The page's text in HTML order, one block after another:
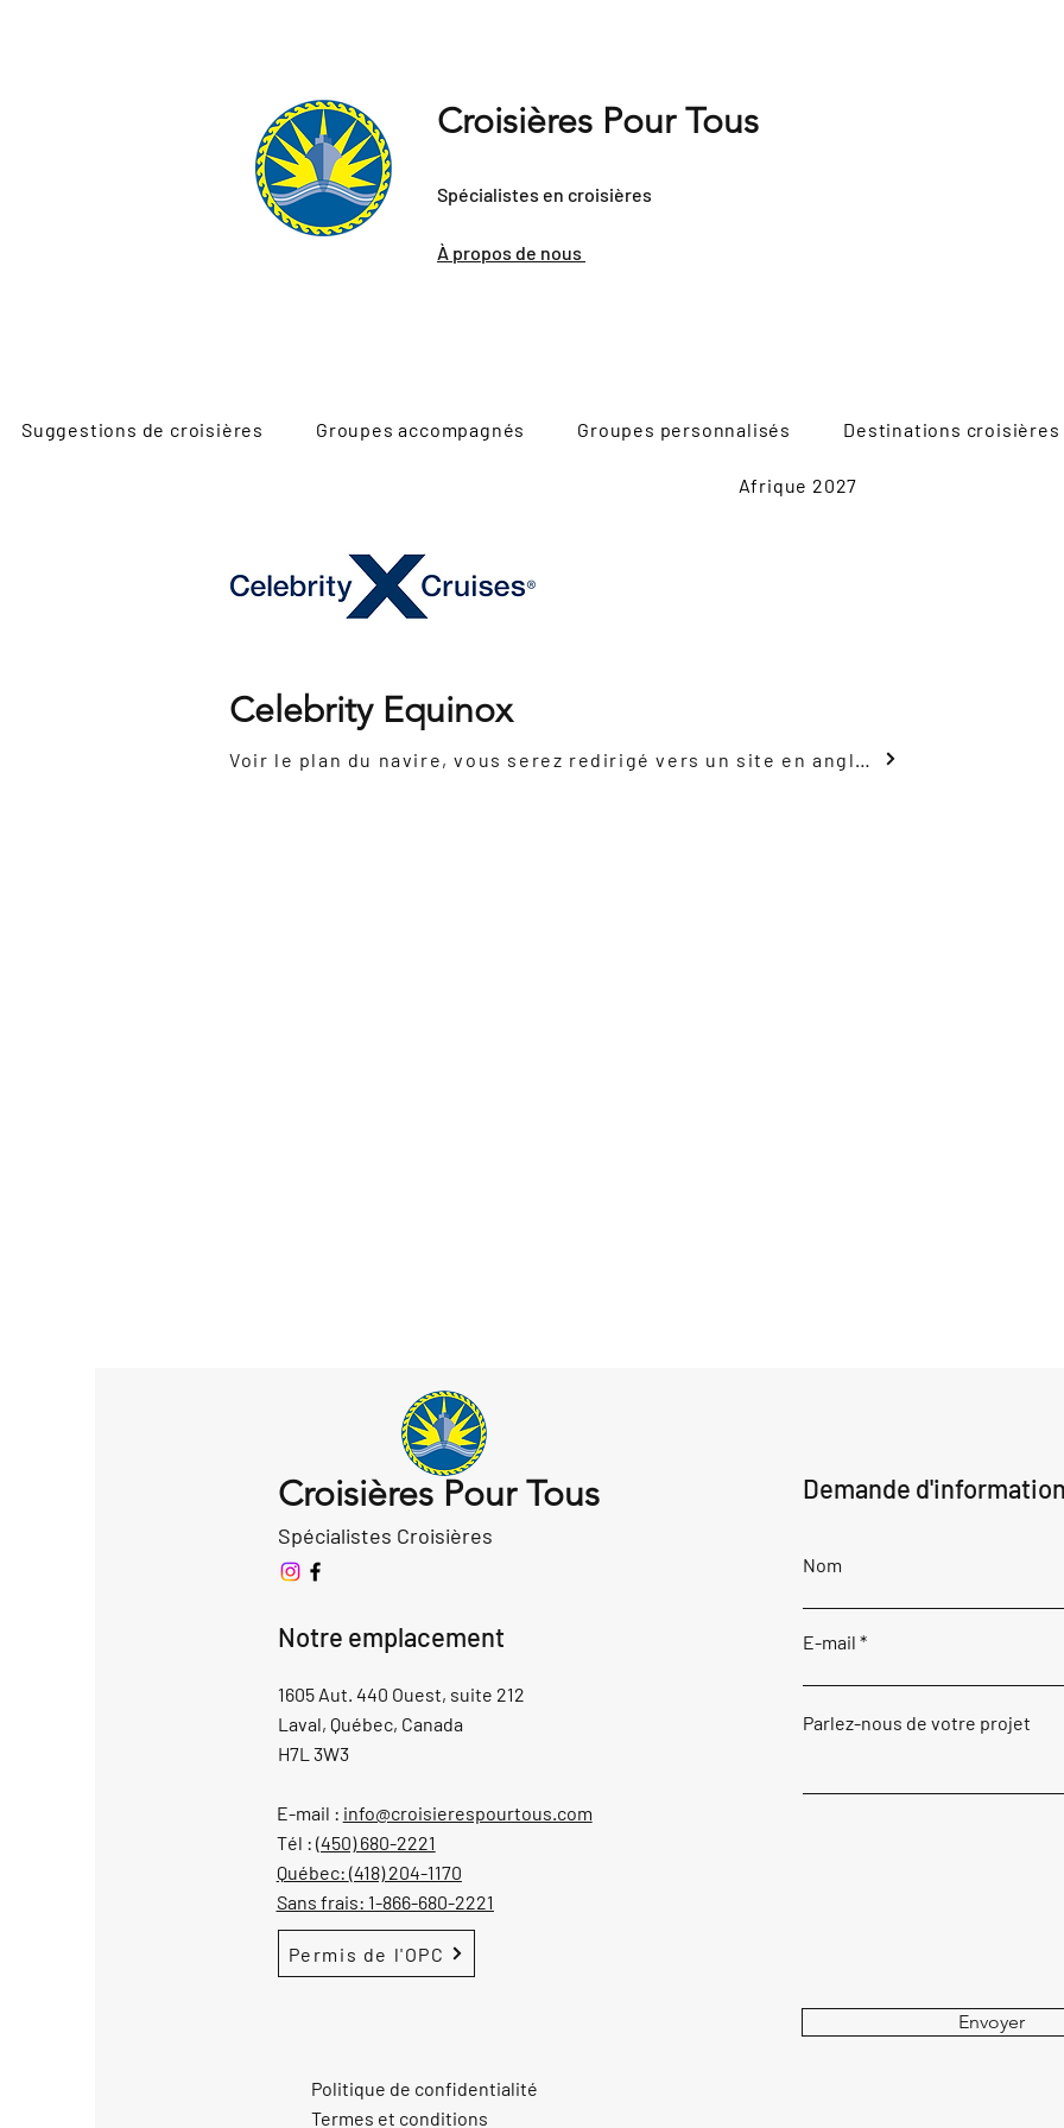
Croisières Pour Tous
Spécialistes en croisières
À propos de nous
Suggestions de croisières Groupes accompagnés Groupes personnalisés Destinations croisières
Afrique 2027
Celebrity Equinox
Croisières Pour Tous
Spécialistes Croisières
Notre emplacement
1605 Aut. 440 Ouest, suite 212
Laval, Québec, Canada
H7L 3W3
E-mail : info@croisierespourtous.com
Tél : (450) 680-2221
Québec: (418) 204-1170
Sans frais: 1-866-680-2221
Permis de l'OPC
Demande
Nom
E-mail
Parlez-nous de votre projet
Envoyer
Politique de confidentialité
Termes et conditions